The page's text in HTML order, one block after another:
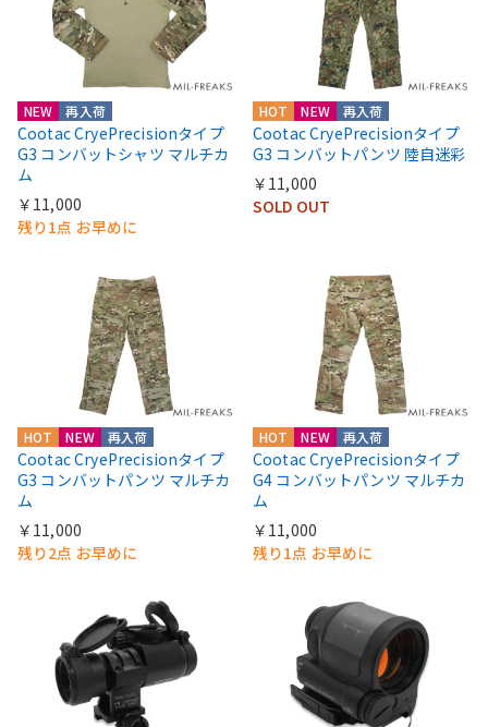
NEW 再入荷
Cootac CryePrecisionタイプ
G3 コンバットシャツ マルチカ
ム
￥11,000
残り1点 お早めに
HOT NEW 再入荷
Cootac CryePrecisionタイプ
G3 コンバットパンツ 陸自迷彩
￥11,000
SOLD OUT
HOT NEW 再入荷
Cootac CryePrecisionタイプ
G3 コンバットパンツ マルチカ
ム
￥11,000
残り2点 お早めに
HOT NEW 再入荷
Cootac CryePrecisionタイプ
G4 コンバットパンツ マルチカ
ム
￥11,000
残り1点 お早めに